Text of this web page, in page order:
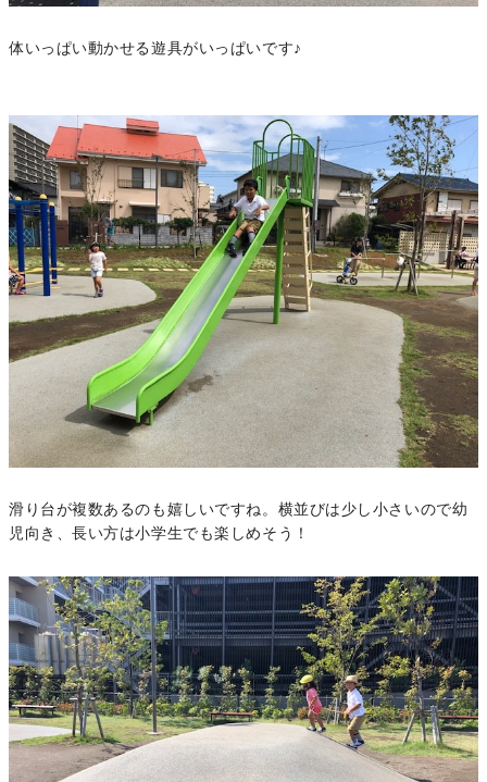
体いっぱい動かせる遊具がいっぱいです♪
滑り台が複数あるのも嬉しいですね。横並びは少し小さいので幼
児向き、長い方は小学生でも楽しめそう！